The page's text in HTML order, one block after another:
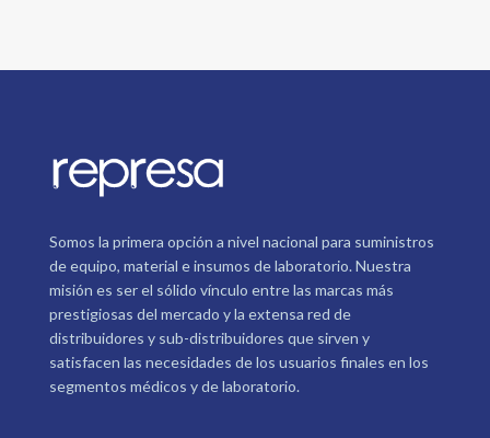
Somos la primera opción a nivel nacional para suministros
de equipo, material e insumos de laboratorio. Nuestra
misión es ser el sólido vínculo entre las marcas más
prestigiosas del mercado y la extensa red de
distribuidores y sub-distribuidores que sirven y
satisfacen las necesidades de los usuarios finales en los
segmentos médicos y de laboratorio.